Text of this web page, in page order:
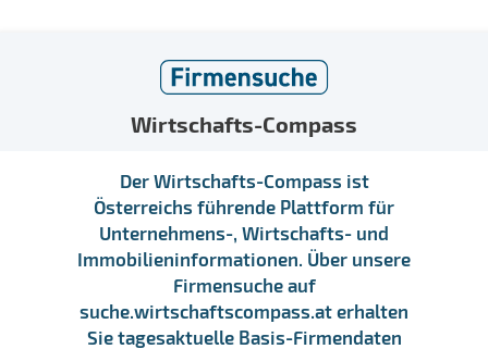
Wirtschafts-Compass
Der Wirtschafts-Compass ist
Österreichs führende Plattform für
Unternehmens-, Wirtschafts- und
Immobilieninformationen. Über unsere
Firmensuche auf
suche.wirtschaftscompass.at erhalten
Sie tagesaktuelle Basis-Firmendaten